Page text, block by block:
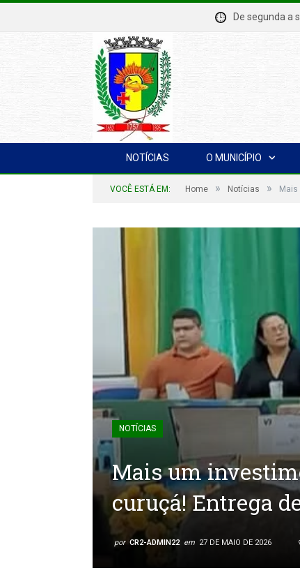
De segunda
NOTÍCIAS O MUNICÍPIO
VOCÊ ESTÁ EM: Home » Notícias »
NOTÍCIAS
Mais um
curuçá! Entrega
por CR2-ADMIN22 em 27 DE MAIO DE 2026